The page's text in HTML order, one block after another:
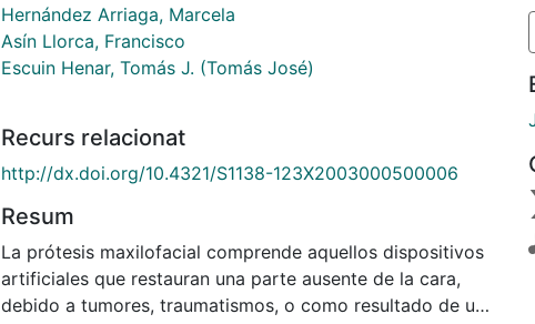
Hernández Arriaga, Marcela
Asín Llorca, Francisco
Escuin Henar, Tomás J. (Tomás José)
Recurs relacionat
http://dx.doi.org/10.4321/S1138-123X2003000500006
Resum
La prótesis maxilofacial comprende aquellos dispositivos
artificiales que restauran una parte ausente de la cara,
debido a tumores, traumatismos, o como resultado de una